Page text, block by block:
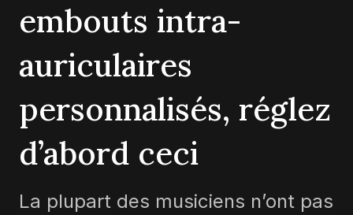
embouts intra-
auriculaires
personnalisés, réglez
d’abord ceci
La plupart des musiciens n’ont pas